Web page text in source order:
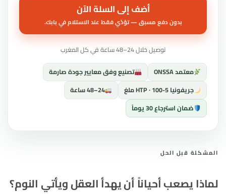
أضف إلى السلة الآن
بدون دفع مسبق — تؤدّي فقط عند الاستلام في بابك.
توصيل خلال 24–48 ساعة في كل المغرب
معتمد ONSSA
تصنيع وفق معايير جودة صارمة
جريفونيا 5-HTP · 100 ملغ
24–48 ساعة
ضمان استرجاع 30 يوماً
المشكلة قبل الحل
لماذا يصعب أحياناً أن يهدأ العقل ويأتي النوم؟